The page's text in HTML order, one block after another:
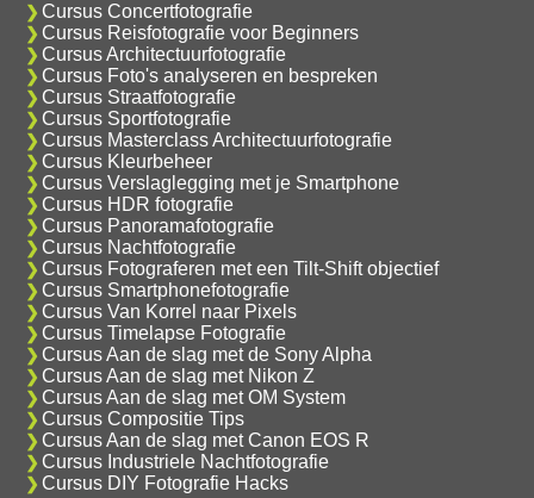
Cursus Concertfotografie
Cursus Reisfotografie voor Beginners
Cursus Architectuurfotografie
Cursus Foto's analyseren en bespreken
Cursus Straatfotografie
Cursus Sportfotografie
Cursus Masterclass Architectuurfotografie
Cursus Kleurbeheer
Cursus Verslaglegging met je Smartphone
Cursus HDR fotografie
Cursus Panoramafotografie
Cursus Nachtfotografie
Cursus Fotograferen met een Tilt-Shift objectief
Cursus Smartphonefotografie
Cursus Van Korrel naar Pixels
Cursus Timelapse Fotografie
Cursus Aan de slag met de Sony Alpha
Cursus Aan de slag met Nikon Z
Cursus Aan de slag met OM System
Cursus Compositie Tips
Cursus Aan de slag met Canon EOS R
Cursus Industriele Nachtfotografie
Cursus DIY Fotografie Hacks